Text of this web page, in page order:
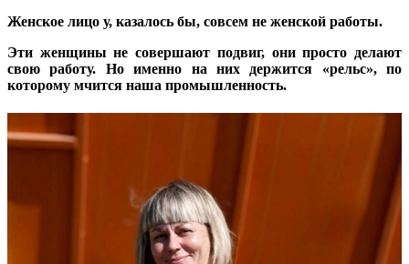
Женское лицо у, казалось бы, совсем не женской работы.
Эти женщины не совершают подвиг, они просто делают
свою работу. Но именно на них держится «рельс», по
которому мчится наша промышленность.